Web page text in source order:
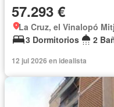
57.293 €
La Cruz, el Vinalopó
3 Dormitorios
2
12 jul 2026 en idealista